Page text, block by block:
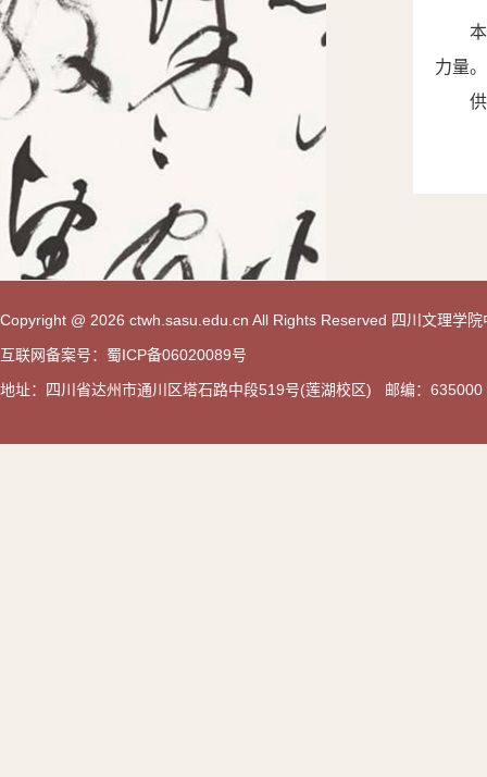
力量。
Copyright @ 2026 ctwh.sasu.edu.cn All Rights Reserved 四川文理学
互联网备案号：蜀ICP备06020089号
地址：四川省达州市通川区塔石路中段519号(莲湖校区) 邮编：